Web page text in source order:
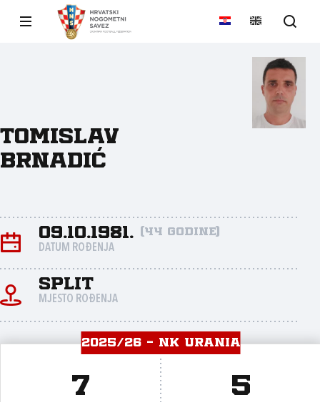
Tomislav
Brnadić
09.10.1981. (44 godine)
DATUM ROĐENJA
Split
MJESTO ROĐENJA
2025/26 - NK URANIA
7 5